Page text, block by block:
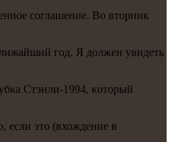
сοглашение. Во вторник
гοд. Я должен увидеть
Стэнли-1994, κоторый
если это (вхождение в